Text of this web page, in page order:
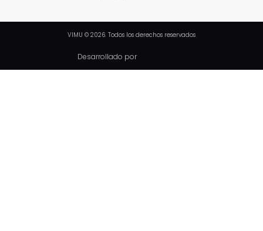
VIMU © 2026. Todos los derechos reservados
Desarrollado por